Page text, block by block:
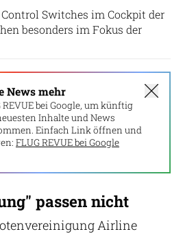
Switches im Cockpit der
besonders im Fokus der
News mehr
bei Google, um künftig
Inhalte und News
Einfach Link öffnen und
FLUG REVUE bei Google
passen nicht
Airline